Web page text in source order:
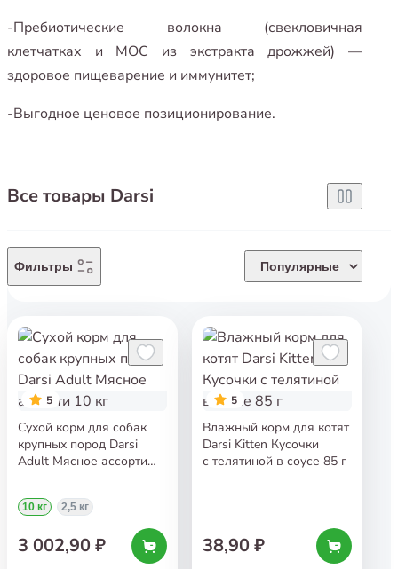
-Пребиотические волокна (свекловичная
клетчатках и МОС из экстракта дрожжей) —
здоровое пищеварение и иммунитет;
-Выгодное ценовое позиционирование.
Все товары Darsi
Фильтры Популярные
5
Сухой корм для собак
крупных пород Darsi
Adult Мясное ассорти
10 кг 2,5 кг
3 002,90 ₽
5
Влажный корм для котят
Darsi Kitten Кусочки
с телятиной в соусе 85 г
38,90 ₽